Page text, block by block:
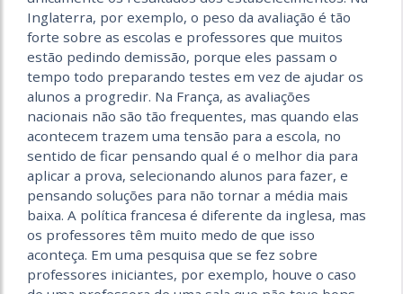
Inglaterra, por exemplo, o peso da avaliação é tão
forte sobre as escolas e professores que muitos
estão pedindo demissão, porque eles passam o
tempo todo preparando testes em vez de ajudar os
alunos a progredir. Na França, as avaliações
nacionais não são tão frequentes, mas quando elas
acontecem trazem uma tensão para a escola, no
sentido de ficar pensando qual é o melhor dia para
aplicar a prova, selecionando alunos para fazer, e
pensando soluções para não tornar a média mais
baixa. A política francesa é diferente da inglesa, mas
os professores têm muito medo de que isso
aconteça. Em uma pesquisa que se fez sobre
professores iniciantes, por exemplo, houve o caso